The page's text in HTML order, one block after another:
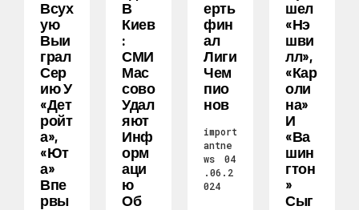
Всух
Ую
Выи
Грал
Сер
Ию У
«Дет
Ройт
А»,
«Ют
А»
Впе
Рвы
В
Киев
:
СМИ
Мас
Сово
Удал
Яют
Инф
Орм
Аци
Ю
Об
Ерть
Фин
Ал
Лиги
Чем
Пио
Нов
import
antne
ws
04
.06.2
024
Шел
«Нэ
Шви
Лл»,
«Кар
Оли
На»
И
«Ва
Шин
Гтон
»
Сыг